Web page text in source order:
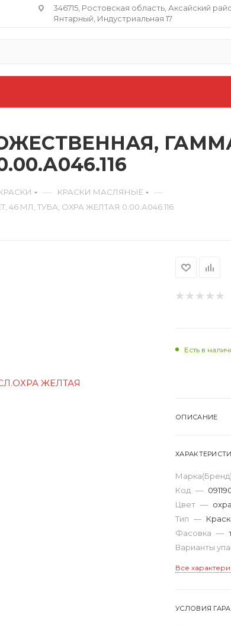
346715, Ростовская область​, Аксайский
Янтарный, Индустриальная 17
ГАММА
— КРАСКИ МАСЛЯНЫЕ —
МЛ, ТУБА, ОХРА ЖЕЛТАЯ 0.00.А046.116
Есть в
ОПИСАНИЕ
Марка(Бренд)
Код —
Цвет —
Тип —
Фасовка —
Варианты
Все
УСЛОВИЯ